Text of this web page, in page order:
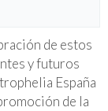
de estos
y futuros
España
de la